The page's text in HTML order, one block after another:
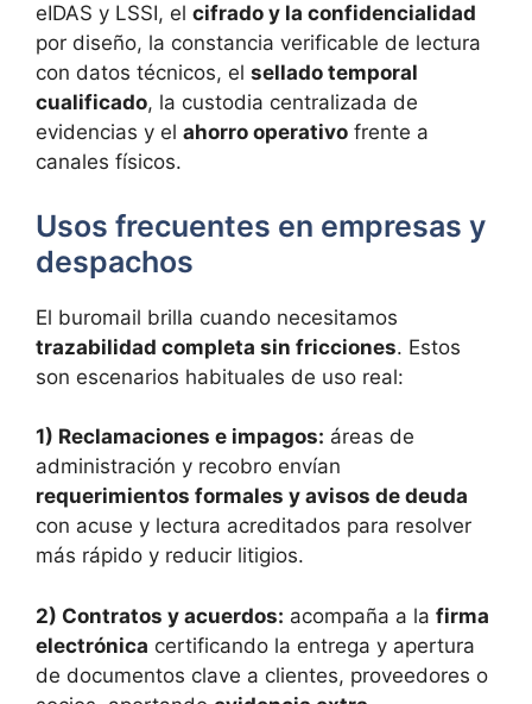
eIDAS y LSSI, el cifrado y la confidencialidad
por diseño, la constancia verificable de lectura
con datos técnicos, el sellado temporal
cualificado, la custodia centralizada de
evidencias y el ahorro operativo frente a
canales físicos.
Usos frecuentes en empresas y
despachos
El buromail brilla cuando necesitamos
trazabilidad completa sin fricciones. Estos
son escenarios habituales de uso real:
1) Reclamaciones e impagos: áreas de
administración y recobro envían
requerimientos formales y avisos de deuda
con acuse y lectura acreditados para resolver
más rápido y reducir litigios.
2) Contratos y acuerdos: acompaña a la firma
electrónica certificando la entrega y apertura
de documentos clave a clientes, proveedores o